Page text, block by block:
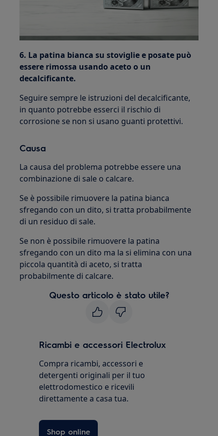
6. La patina bianca su stoviglie e posate può
essere rimossa usando aceto o un
decalcificante.
Seguire sempre le istruzioni del decalcificante,
in quanto potrebbe esserci il rischio di
corrosione se non si usano guanti protettivi.
Causa
La causa del problema potrebbe essere una
combinazione di sale o calcare.
Se è possibile rimuovere la patina bianca
sfregando con un dito, si tratta probabilmente
di un residuo di sale.
Se non è possibile rimuovere la patina
sfregando con un dito ma la si elimina con una
piccola quantità di aceto, si tratta
probabilmente di calcare.
Questo articolo è stato utile?
Ricambi e accessori Electrolux
Compra ricambi, accessori e
detergenti originali per il tuo
elettrodomestico e ricevili
direttamente a casa tua.
Shop online